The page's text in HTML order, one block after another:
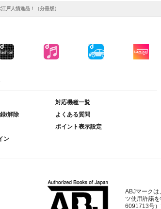
戸人情逸品！（分冊版）
対応機種一覧
/解除
よくある質問
ポイント表示設定
ン
ABJマークは
ツ使用許諾
6091713号）